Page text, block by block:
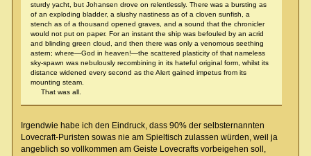
sturdy yacht, but Johansen drove on relentlessly. There was a bursting as
of an exploding bladder, a slushy nastiness as of a cloven sunfish, a
stench as of a thousand opened graves, and a sound that the chronicler
would not put on paper. For an instant the ship was befouled by an acrid
and blinding green cloud, and then there was only a venomous seething
astern; where—God in heaven!—the scattered plasticity of that nameless
sky-spawn was nebulously recombining in its hateful original form, whilst its
distance widened every second as the Alert gained impetus from its
mounting steam.
That was all.
Irgendwie habe ich den Eindruck, dass 90% der selbsternannten
Lovecraft-Puristen sowas nie am Spieltisch zulassen würden, weil ja
angeblich so vollkommen am Geiste Lovecrafts vorbeigehen soll,